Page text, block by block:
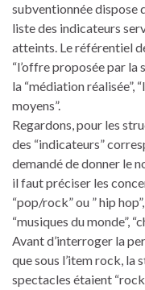
subventionnée dispose
liste des indicateurs
atteints. Le référentiel
“l’offre proposée par la
la “médiation réalisée”,
moyens”.
Regardons, pour les
des “indicateurs”
demandé de donner le
il faut préciser les
“pop/rock” ou ” hip
“musiques du monde”,
Avant d’interroger la
que sous l’item rock, la
spectacles étaient